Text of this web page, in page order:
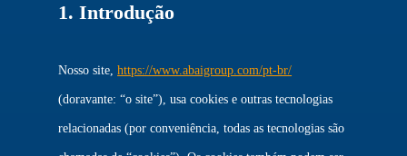
1. Introdução
Nosso site,https://www.abaigroup.com/pt-br/
(doravante: “o site”), usa cookies e outras tecnologias
relacionadas (por conveniência, todas as tecnologias são